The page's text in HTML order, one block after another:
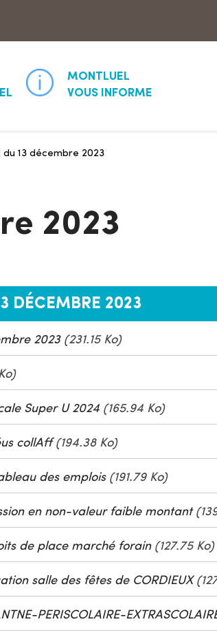
MONTLUEL
VOUS INFORME
du 13 décembre 2023
2023
DÉCEMBRE 2023
2023(231.15 Ko)
Super U 2024(165.94 Ko)
collAff(194.38 Ko)
des emplois(191.79 Ko)
en non-valeur faible montant
de place marché forain(127.75 Ko)
salle des fêtes de CORDIEUX
PERISCOLAIRE-